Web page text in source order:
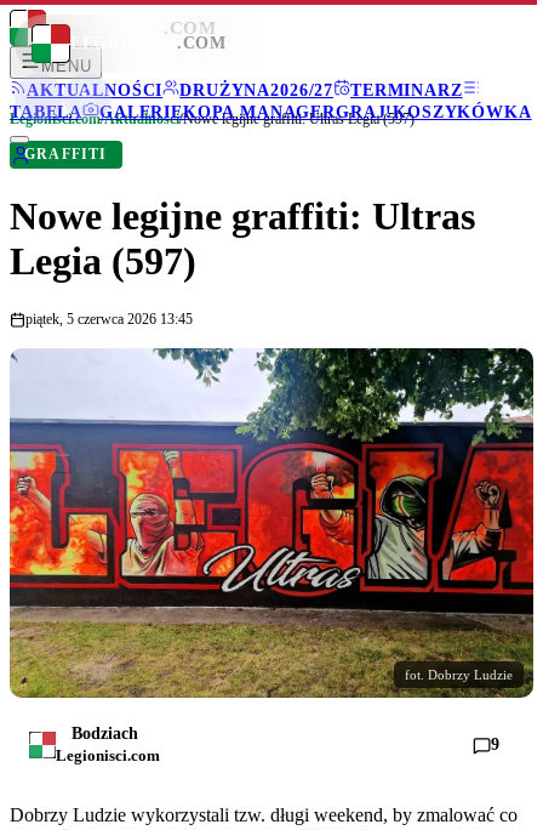
LEGIONISCI .COM
MENU
AKTUALNOŚCI
DRUŻYNA2026/27
TERMINARZ
TABELA
GALERIEKOPA MANAGERGRAJ!KOSZYKÓWKA
LEGIONISCI .COM
Legionisci.com/Aktualności/Nowe legijne graffiti: Ultras Legia (597)
GRAFFITI
Nowe legijne graffiti: Ultras
Legia (597)
piątek, 5 czerwca 2026 13:45
fot. Dobrzy Ludzie
Bodziach
Legionisci.com
9
Dobrzy Ludzie wykorzystali tzw. długi weekend, by zmalować co